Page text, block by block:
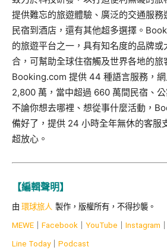
提供難忘的旅遊體驗、廣泛的交通服
民宿到酒店，還有其他超多選擇。
的旅遊平台之一，具有知名度的品牌
合，可幫助全球住宿觸及世界各地的旅
Booking.com 提供 44 種語言服務，
2,800 萬，當中超過 660 萬間民宿、公
不論你想去哪裡、想從事什麼活動，
備好了，提供 24 小時全年無休的客服
超放心。
【編輯聲明】
由 環球旅人 製作，版權所有，不得抄襲。
MEWE Facebook YouTube Instagram
Line Today｜ Podcast